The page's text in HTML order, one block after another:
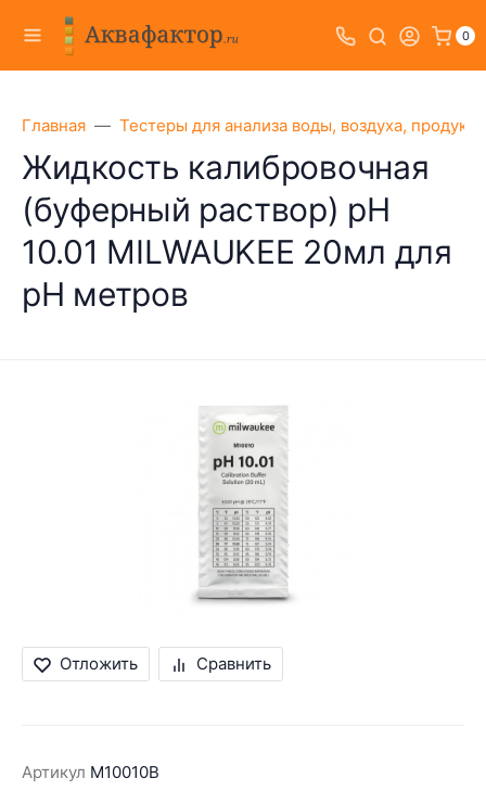
0
Главная Тестеры для анализа воды, воздуха,
Жидкость калибровочная
(буферный раствор) pH
10.01 MILWAUKEE 20мл для
pH метров
Отложить Сравнить
Артикул M10010B